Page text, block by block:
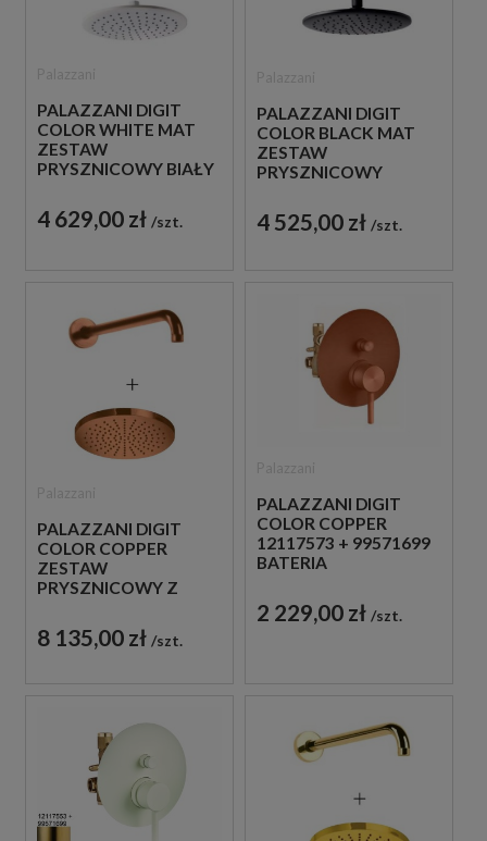
PALAZZANI DIGIT
COLOR WHITE MAT
ZESTAW
PRYSZNICOWY BIAŁY
4 629,00 zł szt.
PALAZZANI DIGIT
COLOR BLACK MAT
ZESTAW
PRYSZNICOWY
4 525,00 zł szt.
PALAZZANI DIGIT
COLOR COPPER
ZESTAW
PRYSZNICOWY Z
MIEDZIANY
8 135,00 zł szt.
PALAZZANI DIGIT
COLOR COPPER
12117573 + 99571699
BATERIA
MIEDZIANA
2 229,00 zł szt.